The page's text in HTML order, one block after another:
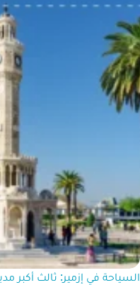
السياحة في إزمير: ثالث أكبر